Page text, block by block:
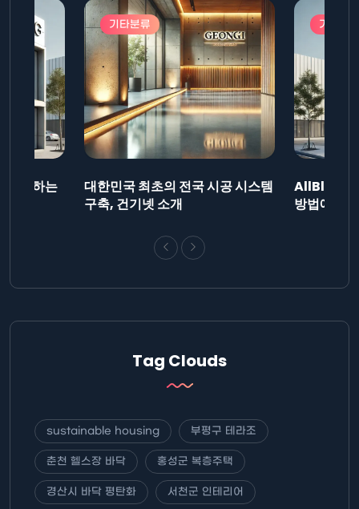
제출하는
기타분류
대한민국 최초의 전국 시공 시스템
구축, 건기넷 소개
기타분
AllBlog에
방법에 대
Tag Clouds
sustainable housing 부평구 테라조
춘천 헬스장 바닥 홍성군 복층주택
경산시 바닥 평탄화 서천군 인테리어